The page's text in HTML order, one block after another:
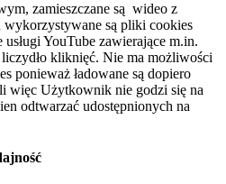
zamieszczane są wideo z
są pliki cookies
YouTube zawierające m.in.
kliknięć. Nie ma możliwości
ponieważ ładowane są dopiero
więc Użytkownik nie godzi się na
odtwarzać udostępnionych na